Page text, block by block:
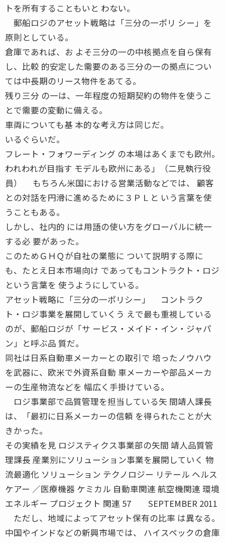
トを所有することもいと わない。
郵船ロジのアセット戦略は「三分の一ポリ シー」を
原則としている。
倉庫であれば、お よそ三分の一の中核拠点を自ら保有
し、比較 的安定した需要のある三分の一の拠点につい
ては中長期のリース物件をあてる。
残り三分 の一は、一年程度の短期契約の物件を使うこ
とで需要の変動に備える。
車両についても基 本的な考え方は同じだ。
いるぐらいだ。
フレート・フォワーディング の本場はあくまでも欧州。
われわれが目指す モデルも欧州にある」（二見執行役
員） もちろん米国における営業活動などでは、 顧客
との対話を円滑に進めるために３ＰＬと いう言葉を使
うこともある。
しかし、社内的 には用語の使い方をグローバルに統一
する必 要があった。
このためＧＨＱが自社の業態に ついて説明する際に
も、たとえ日本市場向け であってもコントラクト・ロジ
という言葉を 使うようにしている。
アセット戦略に「三分の一ポリシー」 コントラク
ト・ロジ事業を展開していくう えで最も重視している
のが、郵船ロジが「サ ービス・メイド・イン・ジャパ
ン」と呼ぶ品 質だ。
同社は日系自動車メーカーとの取引で 培ったノウハウ
を武器に、欧米で外資系自動 車メーカーや部品メーカ
ーの生産物流などを 幅広く手掛けている。
ロジ事業部で品質管理を担当している矢 間靖人課長
は、「最初に日系メーカーの信頼 を得られたことが大
きかった。
その実績を見 ロジスティクス事業部の矢間 靖人品質管
理課長 産業別にソリューション事業を展開していく 物
流最適化 ソリューション テクノロジー リテール ヘルス
ケアー ／医療機器 ケミカル 自動車関連 航空機関連 環境
エネルギー プロジェクト 関連 57 SEPTEMBER 2011
ただし、地域によってアセット保有の比率 は異なる。
中国やインドなどの新興市場では、 ハイスペックの倉庫